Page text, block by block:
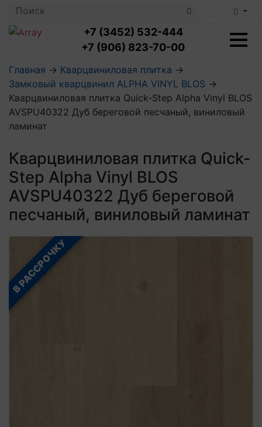
+7 (3452) 532-444
+7 (906) 823-70-00
Ламинат с укладкой
Ламинат 32 класс
Посмотреть все категории
LOC FLOOR PLUS
LOC FLOOR FANCY
Посмотреть все категории
Клеевая кварцвиниловая плитка
Виниловый ламинат
Кварцвинил SPC OASIS
Посмотреть все категории
Плинтус
Профили для ступеней
Подложка
Пороги
Аксессуары для напольных покрытий
Посмотреть все категории
Аксессуары для стеновых панелей
Посмотреть все категории
Главная → Кварцвиниловая плитка →
Замковый кварцвинил ALPHA VINYL BLOS →
Кварцвиниловая плитка Quick-Step Alpha Vinyl BLOS
AVSPU40322 Дуб береговой песчаный, виниловый
ламинат
Кварцвиниловая плитка Quick-
Step Alpha Vinyl BLOS
AVSPU40322 Дуб береговой
песчаный, виниловый ламинат
В РАССРОЧКУ